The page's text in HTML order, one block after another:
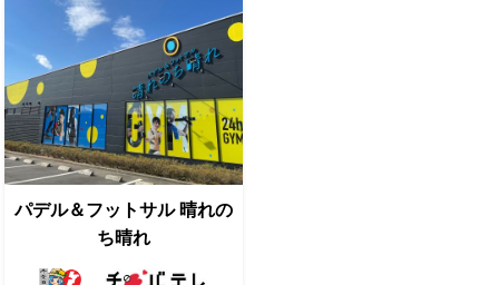
パデル＆フットサル 晴れの
ち晴れ